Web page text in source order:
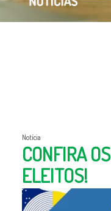
Notícia
CONFIRA
ELEITOS!